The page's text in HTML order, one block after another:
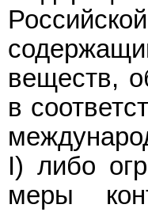
веществ,
в
I) либо
меры